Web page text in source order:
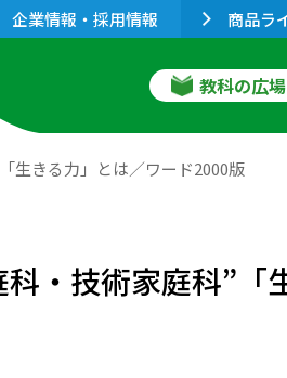
企業情報・採用情報 商品ラ
教科の広場
生きる力」とは／ワード2000版
科・技術家庭科”